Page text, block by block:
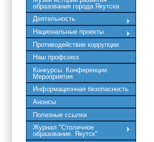
образования города Якутска
Деятельность
Национальные проекты
Противодействие коррупции
Наш профсоюз
Конкурсы. Конференции.
Мероприятия
Информационная безопасность
Анонсы
Полезные ссылки
Журнал "Столичное
образование. Якутск"